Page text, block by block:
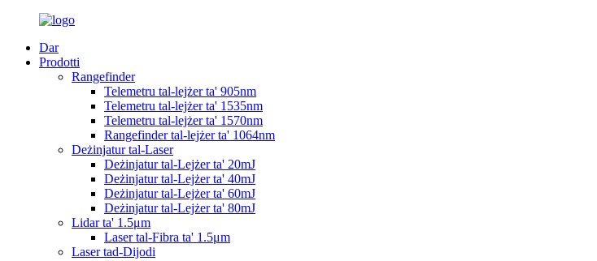
Dar
Prodotti
Rangefinder
Telemetru tal-lejżer ta' 905nm
Telemetru tal-lejżer ta' 1535nm
Telemetru tal-lejżer ta' 1570nm
Rangefinder tal-lejżer ta' 1064nm
Deżinjatur tal-Laser
Deżinjatur tal-Lejżer ta' 20mJ
Deżinjatur tal-Lejżer ta' 40mJ
Deżinjatur tal-Lejżer ta' 60mJ
Deżinjatur tal-Lejżer ta' 80mJ
Lidar ta' 1.5μm
Laser tal-Fibra ta' 1.5μm
Laser tad-Dijodi